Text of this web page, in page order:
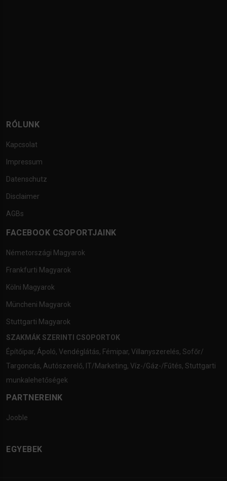
RÓLUNK
Kapcsolat
Impressum
Datenschutz
Disclaimer
AGBs
FACEBOOK CSOPORTJAINK
Németországi Magyarok
Frankfurti Magyarok
Kölni Magyarok
Müncheni Magyarok
Stuttgarti Magyarok
SZAKMÁK SZERINTI CSOPORTOK
Építőipar, Ápoló, Vendéglátás, Fémipar, Villanyszerelés, Sofőr/
Targoncás, Autószerelő, IT/Marketing, Víz-/Gáz-/Fűtés, Stuttgarti
munkalehetőségek
PARTNEREINK
Jooble
EGYEBEK